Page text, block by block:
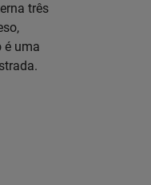
três
é uma